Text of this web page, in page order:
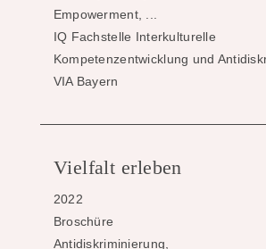
Empowerment, ...
IQ Fachstelle Interkulturelle
Kompetenzentwicklung und
VIA Bayern
Vielfalt erleben
2022
Broschüre
Antidiskriminierung,